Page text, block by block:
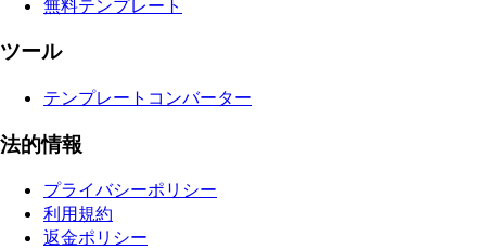
無料テンプレート
ツール
テンプレートコンバーター
法的情報
プライバシーポリシー
利用規約
返金ポリシー